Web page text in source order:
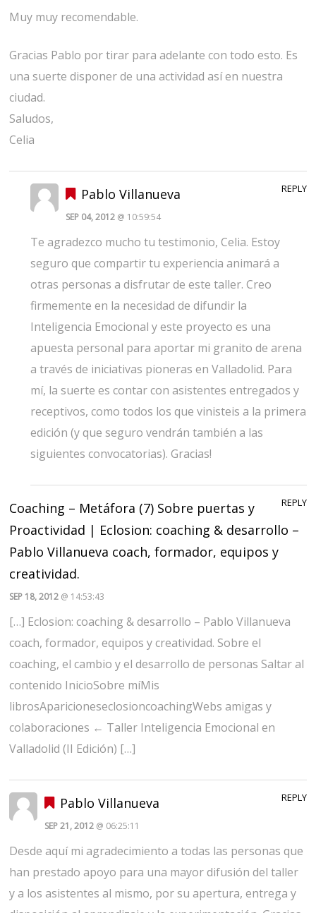
Muy muy recomendable.
Gracias Pablo por tirar para adelante con todo esto. Es
una suerte disponer de una actividad así en nuestra
ciudad.
Saludos,
Celia
Pablo Villanueva
SEP 04, 2012 @ 10:59:54
Te agradezco mucho tu testimonio, Celia. Estoy
seguro que compartir tu experiencia animará a
otras personas a disfrutar de este taller. Creo
firmemente en la necesidad de difundir la
Inteligencia Emocional y este proyecto es una
apuesta personal para aportar mi granito de arena
a través de iniciativas pioneras en Valladolid. Para
mí, la suerte es contar con asistentes entregados y
receptivos, como todos los que vinisteis a la primera
edición (y que seguro vendrán también a las
siguientes convocatorias). Gracias!
REPLY
Coaching – Metáfora (7) Sobre puertas y
Proactividad | Eclosion: coaching & desarrollo –
Pablo Villanueva coach, formador, equipos y
creatividad.
SEP 18, 2012 @ 14:53:43
[…] Eclosion: coaching & desarrollo – Pablo Villanueva
coach, formador, equipos y creatividad. Sobre el
coaching, el cambio y el desarrollo de personas Saltar al
contenido InicioSobre míMis
librosAparicioneseclosioncoachingWebs amigas y
colaboraciones ← Taller Inteligencia Emocional en
Valladolid (II Edición) […]
REPLY
Pablo Villanueva
SEP 21, 2012 @ 06:25:11
Desde aquí mi agradecimiento a todas las personas que
han prestado apoyo para una mayor difusión del taller
y a los asistentes al mismo, por su apertura, entrega y
REPLY